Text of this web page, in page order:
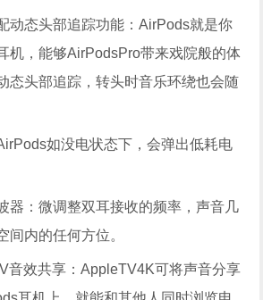
动态头部追踪功能：AirPods就是你
机，能够AirPodsPro带来戏院般的体
态头部追踪，转头时音乐环绕也会随
如没电状态下，会弹出低耗电
器：微调整双耳接收的频率，声音几
间内的任何方位。
音效共享：AppleTV4K可将声音分享